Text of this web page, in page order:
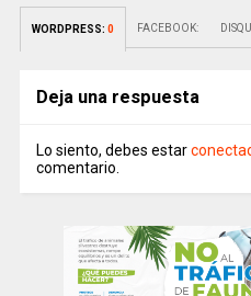
WORDPRESS: 0 FACEBOOK:
Deja una respuesta
Lo siento, debes estar
comentario.